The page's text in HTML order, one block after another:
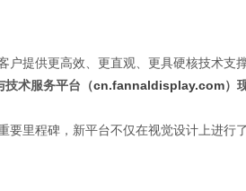
提供更高效、更直观、更具硬核技术支
术服务平台（cn.fannaldisplay.com）
里程碑，新平台不仅在视觉设计上进行